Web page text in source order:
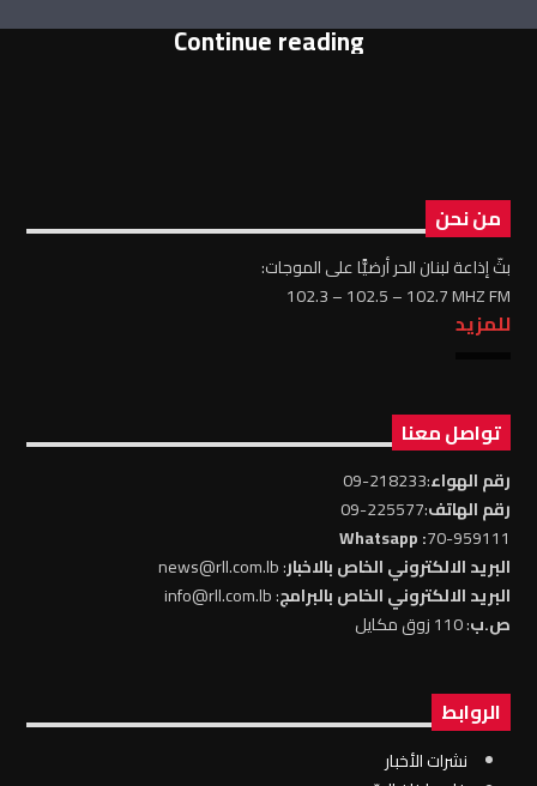
Continue reading
من نحن
بثّ إذاعة لبنان الحر أرضيًّا على الموجات:
102.3 – 102.5 – 102.7 MHZ FM
للمزيد
تواصل معنا
رقم الهواء:218233-09
رقم الهاتف:225577-09
70-959111
: Whatsapp
البريد الالكتروني الخاص بالاخبار: news@rll.com.lb
البريد الالكتروني الخاص بالبرامج: info@rll.com.lb
ص.ب: 110 زوق مكايل
الروابط
نشرات الأخبار